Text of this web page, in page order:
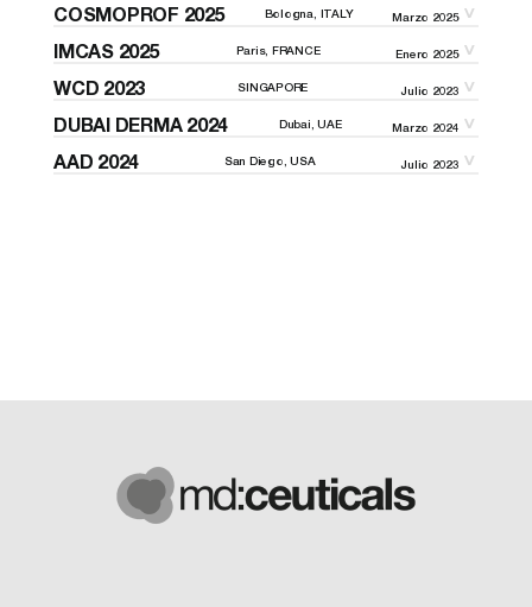
COSMOPROF 2025 Bologna, ITALY Marzo 2025
IMCAS 2025 Paris, FRANCE Enero 2025
WCD 2023 SINGAPORE Julio 2023
DUBAI DERMA 2024 Dubai, UAE Marzo 2024
AAD 2024 San Diego, USA Julio 2023